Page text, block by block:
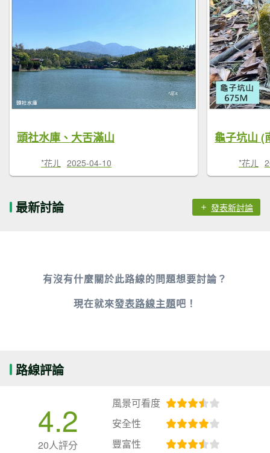
頭社水庫、大舌滿山
*花ㄦ 2025-04-10
龜子坑山 (
*花ㄦ
最新討論 發表新討論
有沒有什麼關於此路線的問題想要討論？
現在就來發表路線主題吧！
路線評論
4.2
20人評分
風景可看度
安全性
豐富性